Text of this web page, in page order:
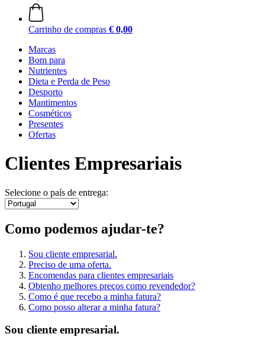
Carrinho de compras € 0,00
Marcas
Bom para
Nutrientes
Dieta e Perda de Peso
Desporto
Mantimentos
Cosméticos
Presentes
Ofertas
Clientes Empresariais
Selecione o país de entrega:
Como podemos ajudar-te?
Sou cliente empresarial.
Preciso de uma oferta.
Encomendas para clientes empresariais
Obtenho melhores preços como revendedor?
Como é que recebo a minha fatura?
Como posso alterar a minha fatura?
Sou cliente empresarial.